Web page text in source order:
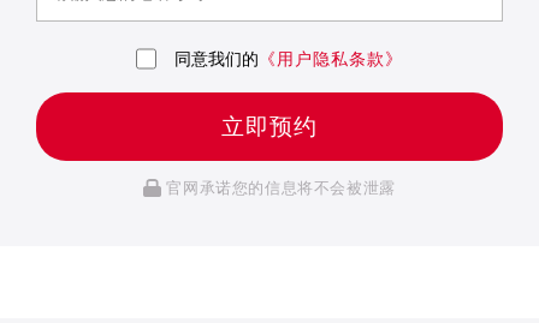
同意我们的 《用户隐私条款》
立即预约
官网承诺您的信息将不会被泄露